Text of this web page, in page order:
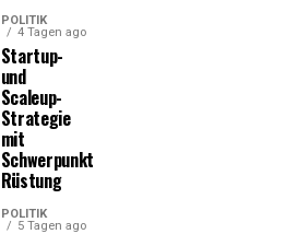
POLITIK
4 Tagen ago
Startup-
und
Scaleup-
Strategie
mit
Schwerpunkt
Rüstung
POLITIK
5 Tagen ago